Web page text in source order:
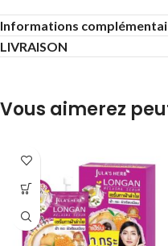
Informations
LIVRAISON
Vous aimerez